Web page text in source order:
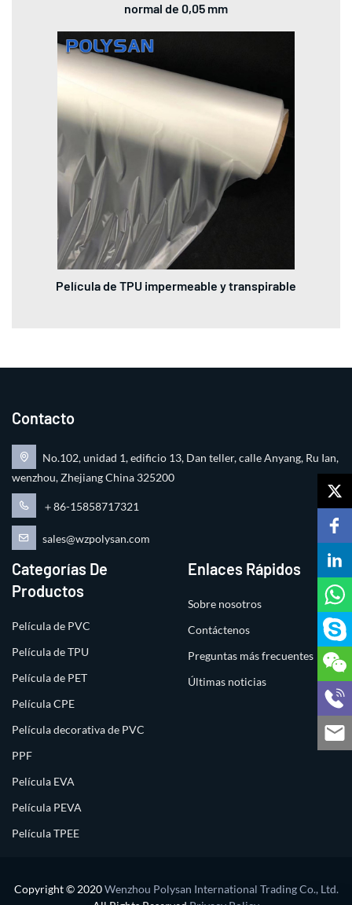
normal de 0,05 mm
Película de TPU impermeable y transpirable
Contacto
No.102, unidad 1, edificio 13, Dan teller, calle Anyang, Ru Ian,
wenzhou, Zhejiang China 325200
＋86-15858717321
sales@wzpolysan.com
Categorías De
Productos
Película de PVC
Película de TPU
Película de PET
Película CPE
Película decorativa de PVC
PPF
Película EVA
Película PEVA
Película TPEE
Enlaces Rápidos
Sobre nosotros
Contáctenos
Preguntas más frecuentes
Últimas noticias
Copyright © 2020Wenzhou Polysan International Trading Co., Ltd.